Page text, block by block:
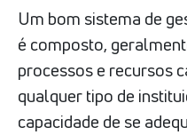
Um bom sistema de
é composto,
processos e recursos
qualquer tipo de
capacidade de se